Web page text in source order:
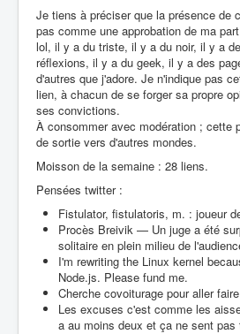
Je tiens à préciser que la présence de
pas comme une approbation de ma
lol, il y a du triste, il y a du noir, il y a
réflexions, il y a du geek, il y a des
d'autres que j'adore. Je n'indique pas
lien, à chacun de se forger sa propre
ses convictions.
À consommer avec modération ; cette
de sortie vers d'autres mondes.
Moisson de la semaine : 28 liens.
Pensées twitter :
Fistulator, fistulatoris, m. : joueur
Procès Breivik — Un juge a été
solitaire en plein milieu de
I'm rewriting the Linux kernel
Node.js. Please fund me.
Cherche covoiturage pour aller
Les excuses c'est comme les
a au moins deux et ça ne sent pas